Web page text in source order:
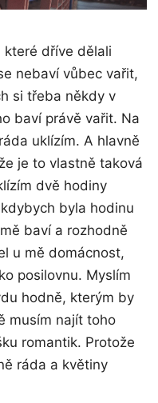
které dříve dělali
nebaví vůbec vařit,
si třeba někdy v
baví právě vařit. Na
uklízím. A hlavně
je to vlastně taková
dvě hodiny
byla hodinu
baví a rozhodně
u mě domácnost,
posilovnu. Myslím
hodně, kterým by
musím najít toho
romantik. Protože
ráda a květiny